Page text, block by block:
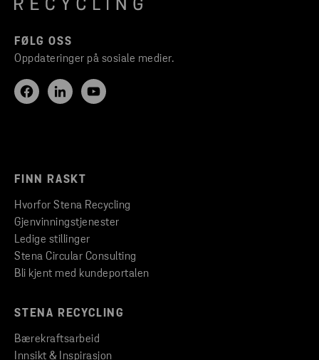
FØLG OSS
Oppdateringer på sosiale medier.
FINN RASKT
Hvorfor Stena Recycling
Gjenvinningstjenester
Ledige stillinger
Stena Circular Consulting
Bli kjent med kundeportalen
STENA RECYCLING
Bærekraftsarbeid
Innsikt & Inspirasjon